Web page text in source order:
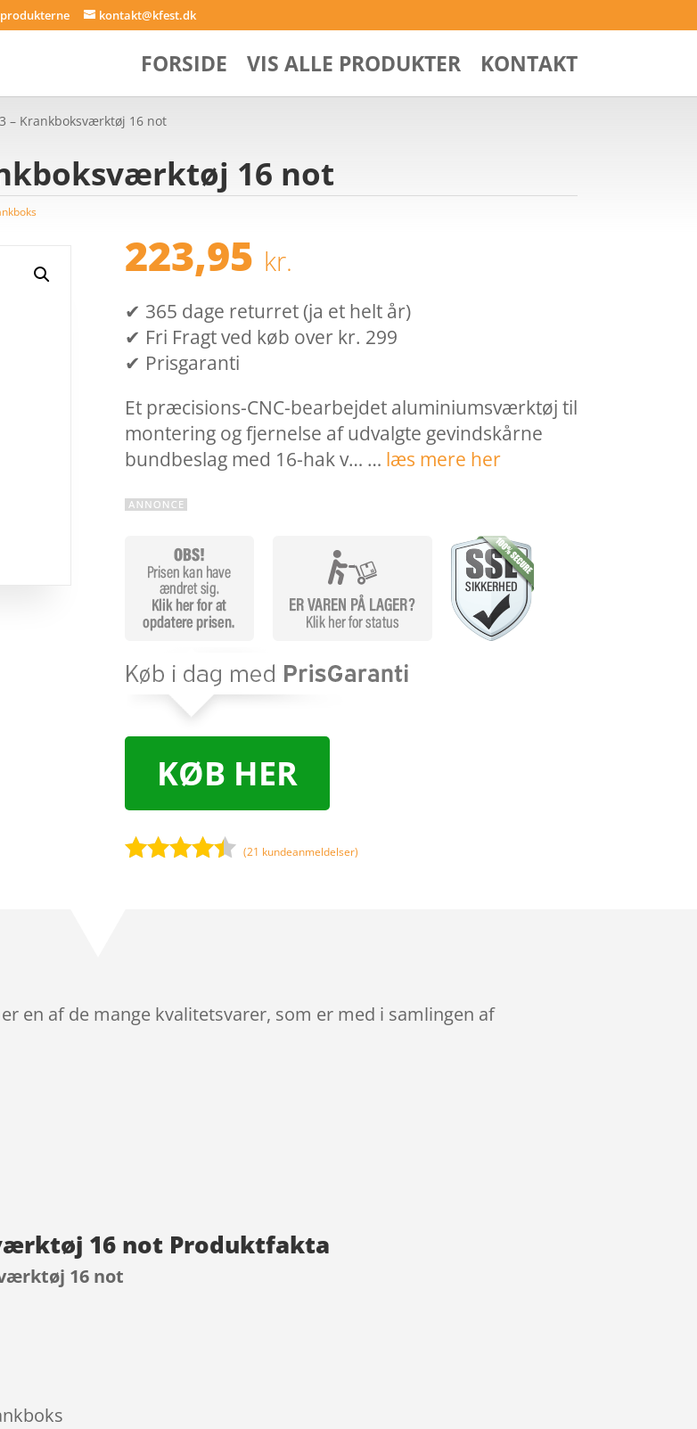
produkterne kontakt@kfest.dk
FORSIDE VIS ALLE PRODUKTER KONTAKT
– Krankboksværktøj 16 not
16 not
223,95 kr.
✔ 365 dage returret (ja et helt år)
✔ Fri Fragt ved køb over kr. 299
✔ Prisgaranti
Et præcisions-CNC-bearbejdet aluminiumsværktøj til
montering og fjernelse af udvalgte gevindskårne
bundbeslag med 16-hak v… … læs mere her
KØB HER
mmelser
(21 kundeanmeldelser)
en af de mange kvalitetsvarer, som er med i samlingen af
16 not Produktfakta
16 not